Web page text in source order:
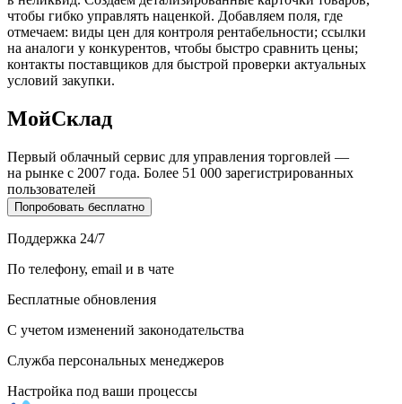
чтобы гибко управлять наценкой. Добавляем поля, где
отмечаем: виды цен для контроля рентабельности; ссылки
на аналоги у конкурентов, чтобы быстро сравнить цены;
контакты поставщиков для быстрой проверки актуальных
условий закупки.
МойСклад
Первый облачный сервис для управления торговлей —
на рынке с 2007 года. Более 51 000 зарегистрированных
пользователей
Попробовать бесплатно
Поддержка 24/7
По телефону, email и в чате
Бесплатные обновления
С учетом изменений законодательства
Служба персональных менеджеров
Настройка под ваши процессы